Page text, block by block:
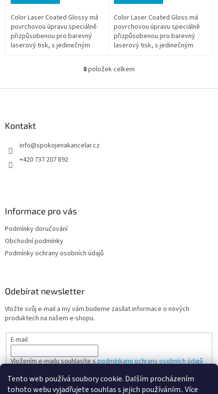
Tento web používá soubory cookie. Dalším procházením
tohoto webu vyjadřujete souhlas s jejich používáním.. Více
Color Laser Coated Glossy má
povrchovou úpravu speciálně
přizpůsobenou pro barevný
laserový tisk, s jedinečným
Color Laser Coated Gloss má
povrchovou úpravu speciálně
přizpůsobenou pro barevný
laserový tisk, s jedinečným
O
l
8položek celkem
Kontakt
info@spokojenakancelar.cz
+420 737 207 892
Informace pro vás
Podmínky doručování
Obchodní podmínky
Podmínky ochrany osobních údajů
Odebírat newsletter
Vložte svůj e-mail a my vám budeme zasílat informace o nových
produktech na našem e-shopu.
E-mail
Vložením e-mailu souhlasíte spodmínkami ochrany osobních údajů
PŘIHLÁSIT SE